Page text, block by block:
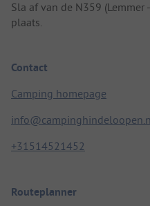
Sla af van de N359 (Lemmer
plaats.
Contact
Camping homepage
+31514521452
Routeplanner